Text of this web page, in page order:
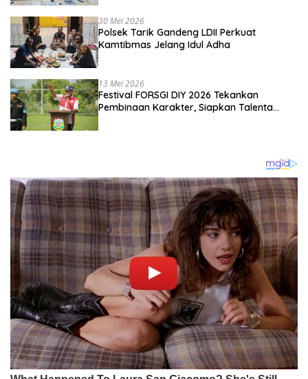
30 Mei 2026
Polsek Tarik Gandeng LDII Perkuat
Kamtibmas Jelang Idul Adha
13 Mei 2026
Festival FORSGI DIY 2026 Tekankan
Pembinaan Karakter, Siapkan Talenta